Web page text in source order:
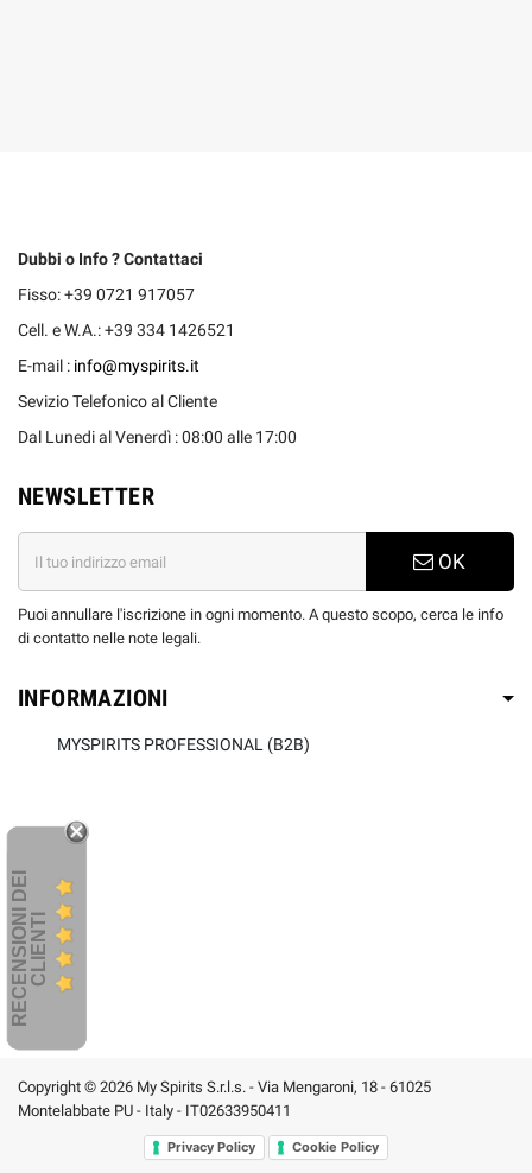
Dubbi o Info ? Contattaci
Fisso: +39 0721 917057
Cell. e W.A.: +39 334 1426521
E-mail : info@myspirits.it
Sevizio Telefonico al Cliente
Dal Lunedi al Venerdì : 08:00 alle 17:00
NEWSLETTER
OK
Puoi annullare l'iscrizione in ogni momento. A questo scopo, cerca le info
di contatto nelle note legali.
INFORMAZIONI
MYSPIRITS PROFESSIONAL (B2B)
R
E
C
E
N
S
I
ON
I
D
E
I
C
L
I
E
N
TI
Copyright © 2026 My Spirits S.r.l.s. - Via Mengaroni, 18 - 61025
Montelabbate PU - Italy - IT02633950411
Privacy Policy Cookie Policy